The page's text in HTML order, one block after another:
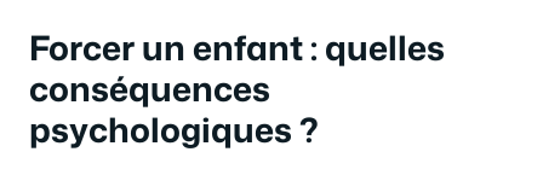
Forcer un enfant : quelles
conséquences
psychologiques ?